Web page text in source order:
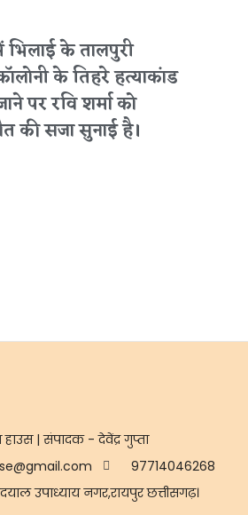
के तालपुरी
के तिहरे हत्याकांड
पर रवि शर्मा को
की सजा सुनाई है।
हाउस | संपादक - देवेंद्र गुप्ता
97714046268
उपाध्याय नगर,रायपुर छत्तीसगढ़।